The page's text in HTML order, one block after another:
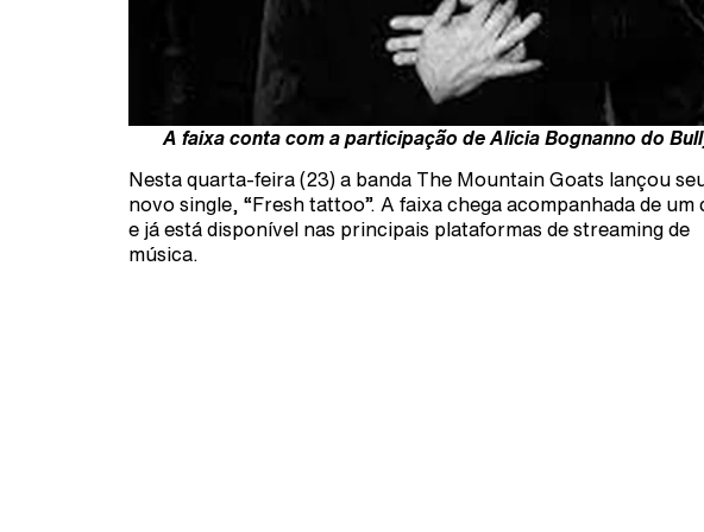
A faixa conta com a participação de Alicia Bognanno do
Nesta quarta-feira (23) a banda The Mountain Goats lançou
novo single, “Fresh tattoo”. A faixa chega acompanhada de um
e já está disponível nas principais plataformas de streaming de
música.